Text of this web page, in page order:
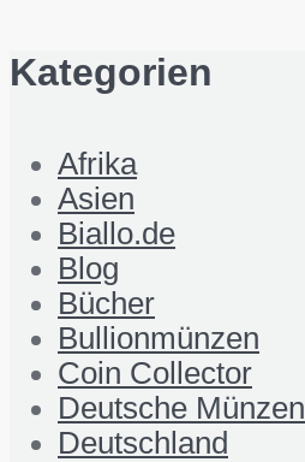
Kategorien
Afrika
Asien
Biallo.de
Blog
Bücher
Bullionmünzen
Coin Collector
Deutsche Münzen
Deutschland